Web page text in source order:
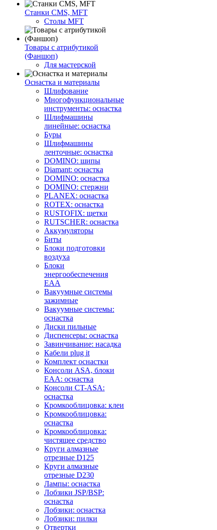
Станки CMS, MFT
Столы MFT
Товары с атрибутикой
(Фаншоп)
Для мастерской
Оснастка и материалы
Шлифование
Многофункциональные
инструменты: оснастка
Шлифмашины
линейные: оснастка
Буры
Шлифмашины
ленточные: оснастка
DOMINO: шипы
Diamant: оснастка
DOMINO: оснастка
DOMINO: стержни
PLANEX: оснастка
ROTEX: оснастка
RUSTOFIX: щетки
RUTSCHER: оснастка
Аккумуляторы
Биты
Блоки подготовки
воздуха
Блоки
энергообеспечения
EAA
Вакуумные системы
зажимные
Вакуумные системы:
оснастка
Диски пильные
Диспенсеры: оснастка
Завинчивание: насадка
Кабели plug it
Комплект оснастки
Консоли ASA, блоки
EAA: оснастка
Консоли CT-ASA:
оснастка
Кромкооблицовка: клеи
Кромкооблицовка:
оснастка
Кромкооблицовка:
чистящее средство
Круги алмазные
отрезные D125
Круги алмазные
отрезные D230
Лампы: оснастка
Лобзики JSP/BSP:
оснастка
Лобзики: оснастка
Лобзики: пилки
Отвертки